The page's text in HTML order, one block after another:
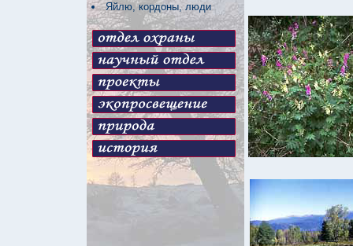
Яйлю, кордоны, люди